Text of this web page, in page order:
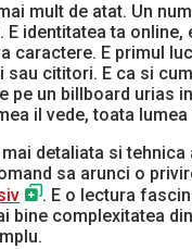
mult de atat. Un
E identitatea ta online,
caractere. E primul
sau cititori. E ca si
pe un billboard urias
il vede, toata lumea
detaliata si
sa arunci o
. E o lectura
bine complexitatea